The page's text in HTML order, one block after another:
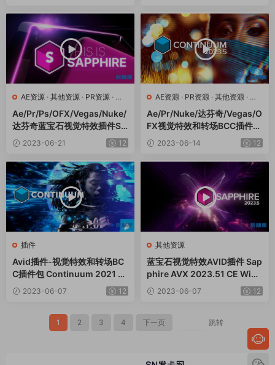
AE资源 · 其他资源 · PR资源 · 达
芬奇资源
Ae/Pr/Ps/OFX/Vegas/Nuke/
达芬奇蓝宝石视觉特效插件Sa
pphire 2023.51 CE Win一键
安装版
2023-06-21 12
AE资源 · PR资源 · 其他资源 · 达
芬奇资源
Ae/Pr/Nuke/达芬奇/Vegas/O
FX视觉特效和转场BCC插件C
ontinuum 2023 v16.5.0 Win
2023-06-14 12
插件
Avid插件-视觉特效和转场BC
C插件包 Continuum 2021 v1
4.0.3 Win破解版
2023-06-07 12
其他资源
蓝宝石视觉特效AVID插件 Sap
phire AVX 2023.51 CE Win
一键安装版
2023-06-07 12
1 2 3 4 下一页 跳转